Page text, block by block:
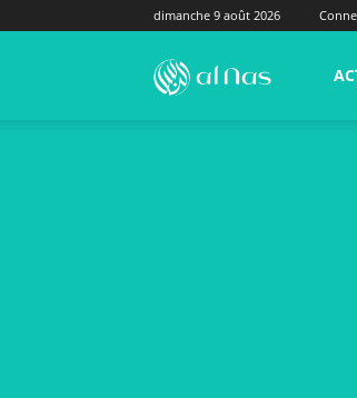
dimanche 9 août 2026
alNas.fr